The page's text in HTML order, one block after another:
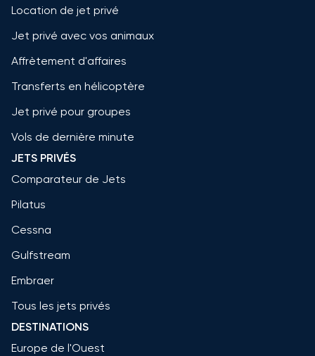
Location de jet privé
Jet privé avec vos animaux
Affrètement d'affaires
Transferts en hélicoptère
Jet privé pour groupes
Vols de dernière minute
JETS PRIVÉS
Comparateur de Jets
Pilatus
Cessna
Gulfstream
Embraer
Tous les jets privés
DESTINATIONS
Europe de l'Ouest